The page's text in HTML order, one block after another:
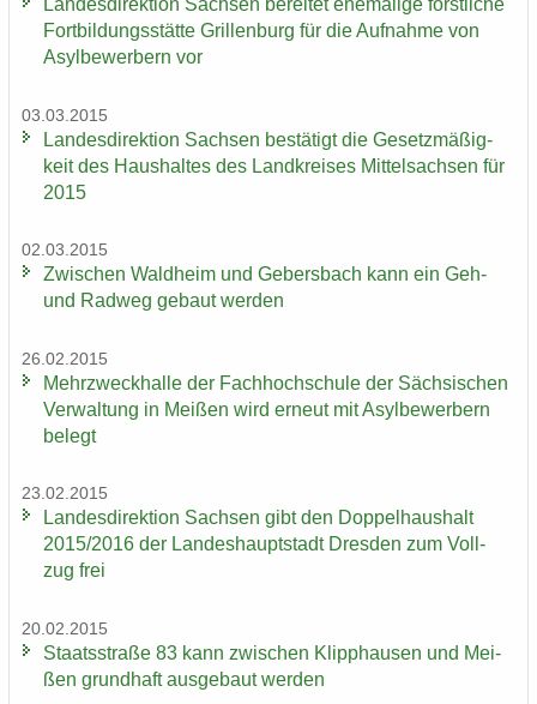
Lan­des­di­rek­ti­on Sach­sen be­rei­tet ehe­ma­li­ge forst­li­che
Fort­bil­dungs­stät­te Gril­len­burg für die Auf­nah­me von
Asyl­be­wer­bern vor
03.03.2015
Lan­des­di­rek­ti­on Sach­sen be­stä­tigt die Ge­setz­mä­ßig­
keit des Haus­hal­tes des Land­krei­ses Mit­tel­sach­sen für
2015
02.03.2015
Zwi­schen Wald­heim und Ge­bers­bach kann ein Geh-
und Rad­weg ge­baut wer­den
26.02.2015
Mehr­zweck­hal­le der Fach­hoch­schu­le der Säch­si­schen
Ver­wal­tung in Mei­ßen wird er­neut mit Asyl­be­wer­bern
be­legt
23.02.2015
Lan­des­di­rek­ti­on Sach­sen gibt den Dop­pel­haus­halt
2015/2016 der Lan­des­haupt­stadt Dres­den zum Voll­
zug frei
20.02.2015
Staats­stra­ße 83 kann zwi­schen Klipp­hau­sen und Mei­
ßen grund­haft aus­ge­baut wer­den